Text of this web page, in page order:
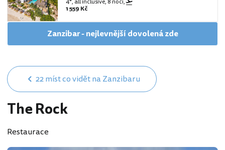
4*, all inclusive, 8 nocí,
1 559 Kč
Zanzibar - nejlevnější dovolená zde
22 míst co vidět na Zanzibaru
The Rock
Restaurace